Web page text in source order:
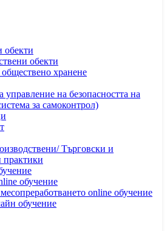
обекти
обекти
хранене
управление на безопасността на
за самоконтрол)
Търговски и
обучение
online обучение
обучение